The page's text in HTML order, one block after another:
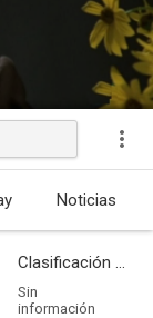
Estrenada
Noticias
Clasificación por edades
Sin
información